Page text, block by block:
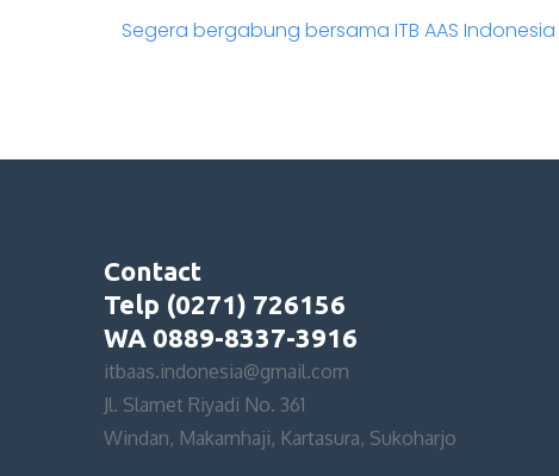
Segera bergabung bersama ITB AAS Indonesia
Contact
Telp (0271) 726156
WA 0889-8337-3916
itbaas.indonesia@gmail.com
Jl. Slamet Riyadi No. 361
Windan, Makamhaji, Kartasura, Sukoharjo